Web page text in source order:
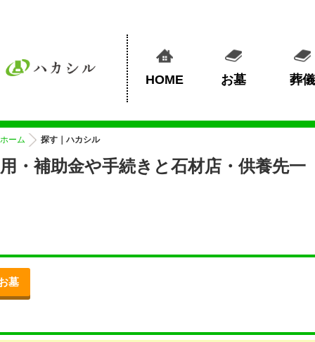
HOME お墓 葬儀
ホーム 探す｜ハカシル
・補助金や手続きと石材店・供養先一
墓